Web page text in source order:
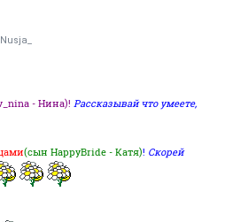
_Nusja_
- Нина)! Рассказывай что умеете,
(сын HappyBride - Катя)! Скорей